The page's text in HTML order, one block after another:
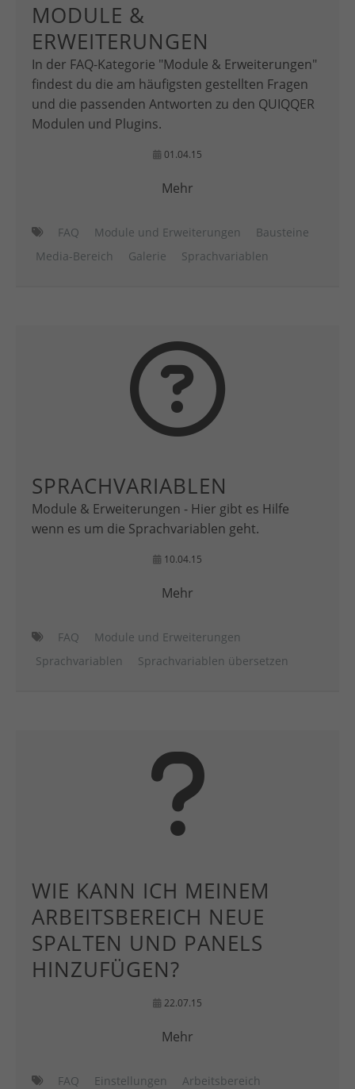
MODULE &
ERWEITERUNGEN
In der FAQ-Kategorie "Module & Erweiterungen"
findest du die am häufigsten gestellten Fragen
und die passenden Antworten zu den QUIQQER
Modulen und Plugins.
01.04.15
Mehr
FAQ Module und Erweiterungen
Bausteine
Media-Bereich
Galerie Sprachvariablen
SPRACHVARIABLEN
Module & Erweiterungen - Hier gibt es Hilfe
wenn es um die Sprachvariablen geht.
10.04.15
Mehr
FAQ
Module und Erweiterungen
Sprachvariablen
Sprachvariablen übersetzen
WIE KANN ICH MEINEM
ARBEITSBEREICH NEUE
SPALTEN UND PANELS
HINZUFÜGEN?
22.07.15
Mehr
FAQ Einstellungen
Arbeitsbereich